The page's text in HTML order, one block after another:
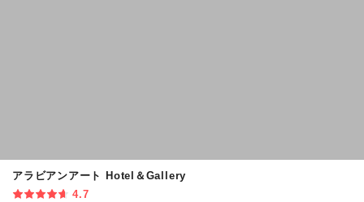
アラビアンアート Hotel＆Gallery
4.7